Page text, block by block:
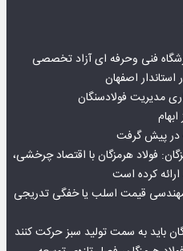
فنی وحرفه ای آزاد تخصصی
اصفهان
مدیریت فولادسنگان
در پیش گرفت
فولاد هرمزگان با اقتصاد چرخشی،
کرده است
بورس کالا؛ مهندسی قیمت اسلب یا خفگی تدریجی
باید به سمت تولید سبز حرکت کنند